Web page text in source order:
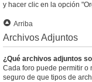
y hacer clic en la opción
Arriba
Archivos Adjuntos
¿Qué archivos adjuntos
Cada foro puede permitir o
seguro de que tipos de